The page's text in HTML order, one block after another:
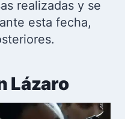
realizadas y se
esta fecha,
Lázaro